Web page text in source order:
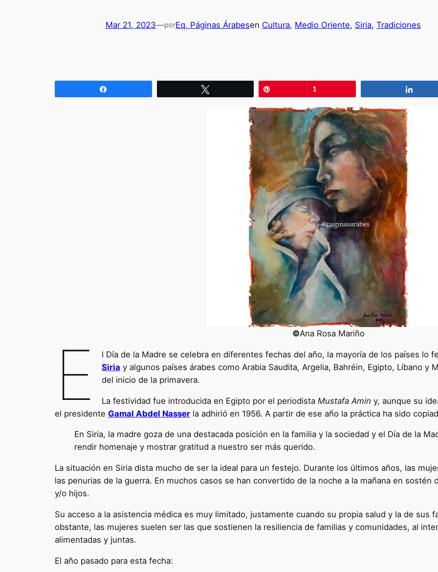
Mar 21, 2023—porEq. Páginas Árabesen Cultura, Medio Oriente, Siria, Tradiciones
1
©Ana Rosa Mariño
E
l Día de la Madre se celebra en diferentes fechas del año, la mayoría de los países lo
Siria y algunos países árabes como Arabia Saudita, Argelia, Bahréin, Egipto, Líbano y
del inicio de la primavera.
La festividad fue introducida en Egipto por el periodista Mustafa Amin y, aunque su
el presidente Gamal Abdel Nasser la adhirió en 1956. A partir de ese año la práctica ha sido
En Siria, la madre goza de una destacada posición en la familia y la sociedad y el Día de la
rendir homenaje y mostrar gratitud a nuestro ser más querido.
La situación en Siria dista mucho de ser la ideal para un festejo. Durante los últimos años, las
las penurias de la guerra. En muchos casos se han convertido de la noche a la mañana en sostén
y/o hijos.
Su acceso a la asistencia médica es muy limitado, justamente cuando su propia salud y la de sus
obstante, las mujeres suelen ser las que sostienen la resiliencia de familias y comunidades, al
alimentadas y juntas.
El año pasado para esta fecha: